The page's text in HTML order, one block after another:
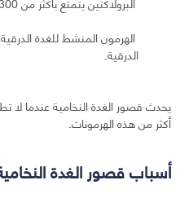
الدرقية.
يحدث قصور الغدة النخامية عندما لا
أكثر من هذه الهرمونات.
أسباب قصور الغدة